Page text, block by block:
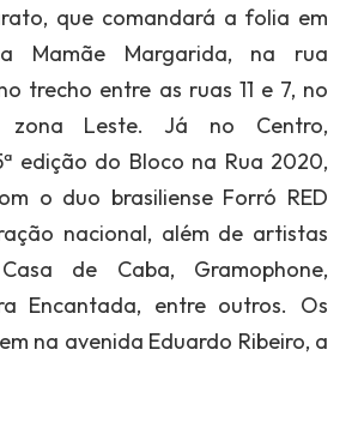
que comandará a folia em
Mamãe Margarida, na rua
trecho entre as ruas 11 e 7, no
Leste. Já no Centro,
edição do Bloco na Rua 2020,
o duo brasiliense Forró RED
nacional, além de artistas
de Caba, Gramophone,
Encantada, entre outros. Os
na avenida Eduardo Ribeiro, a